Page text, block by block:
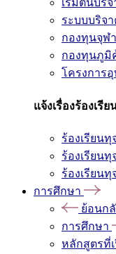
เริ่มต้นบริจ
ระบบบริจ
กองทุนจุฬ
กองทุนภูมิ
โครงการ
แจ้งเรื่องร้องเรี
ร้องเรียน
ร้องเรียน
ร้องเรียน
การศึกษา
ย้อนก
การศึกษา
หลักสูตรที่